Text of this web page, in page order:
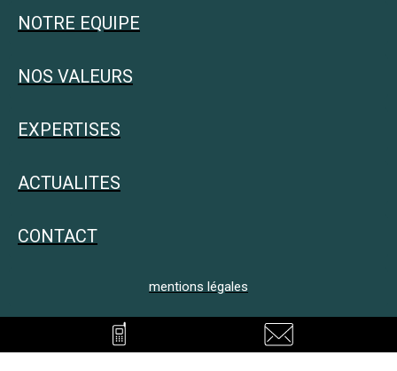
NOTRE EQUIPE
NOS VALEURS
EXPERTISES
ACTUALITES
CONTACT
mentions légales